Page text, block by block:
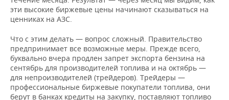
эти высокие биржевые цены начинают сказываться на
ценниках на АЗС.
Что с этим делать — вопрос сложный. Правительство
предпринимает все возможные меры. Прежде всего,
буквально вчера продлен запрет экспорта бензина на
сентябрь для производителей топлива и на октябрь —
для непроизводителей (трейдеров). Трейдеры —
профессиональные биржевые покупатели топлива, они
берут в банках кредиты на закупку, поставляют топливо